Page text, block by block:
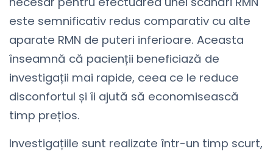
este semnificativ redus comparativ cu alte
aparate RMN de puteri inferioare. Aceasta
înseamnă că pacienții beneficiază de
investigații mai rapide, ceea ce le reduce
disconfortul și îi ajută să economisească
timp prețios.
Investigațiile sunt realizate într-un timp scurt,